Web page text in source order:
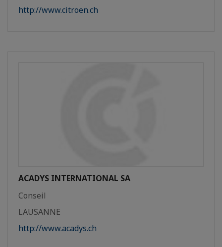
http://www.citroen.ch
ACADYS INTERNATIONAL SA
Conseil
LAUSANNE
http://www.acadys.ch